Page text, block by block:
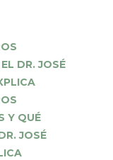
DR. JOSÉ
Y QUÉ
JOSÉ